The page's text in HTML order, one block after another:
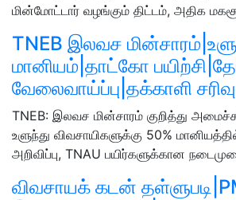
மின்மோட்டார் வழங்கும் திட்டம், அதிக
TNEB இலவச
மானியம்|தாட்கோ
வேலைவாய்ப்பு|தக்காளி சரிவு
TNEB: இலவச மின்சாரம் குறித்து அமைச்சர்
உளுந்து விவசாயிகளுக்கு 50%
அறிவிப்பு, TNAU பயிர்களுக்கான
விவசாயக் கடன்